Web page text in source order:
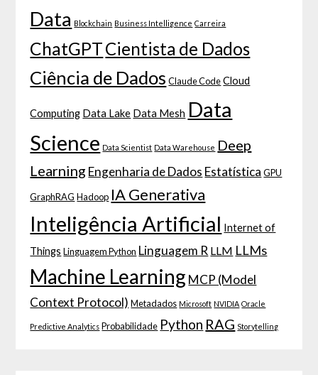
Data Blockchain Business Intelligence Carreira
ChatGPTCientista de Dados
Ciência de Dados Claude Code Cloud
Computing Data Lake Data Mesh Data
Science Data Scientist Data Warehouse Deep
Learning Engenharia de Dados Estatística GPU
GraphRAG Hadoop IA Generativa
Inteligência Artificial Internet of
Things Linguagem Python Linguagem R LLM LLMs
Machine Learning MCP (Model
Context Protocol) Metadados Microsoft NVIDIA Oracle
Predictive Analytics Probabilidade Python RAG Storytelling